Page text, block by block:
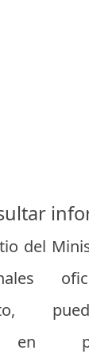
del
en